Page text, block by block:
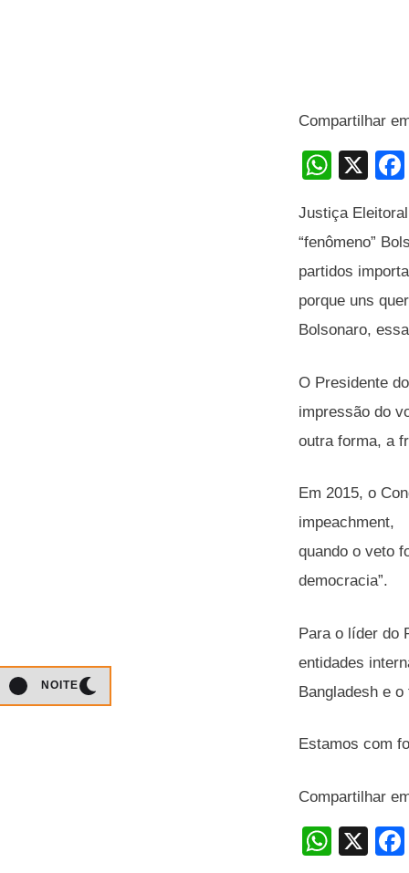
NOITE
Compartilhar
W
at
s
A
p
p
X
Justiça
“fenômeno”
partidos
porque uns
Bolsonaro,
O Presidente
impressão do
outra forma, a
Em 2015, o
impeachment,
quando o veto
democracia”.
Para o líder do
entidades
Bangladesh e
Estamos com
Compartilhar
W
X